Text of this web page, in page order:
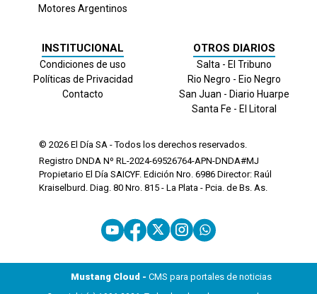
Motores Argentinos
INSTITUCIONAL
Condiciones de uso
Políticas de Privacidad
Contacto
OTROS DIARIOS
Salta - El Tribuno
Rio Negro - Eio Negro
San Juan - Diario Huarpe
Santa Fe - El Litoral
© 2026 El Día SA - Todos los derechos reservados.
Registro DNDA Nº RL-2024-69526764-APN-DNDA#MJ
Propietario El Día SAICYF. Edición Nro. 6986 Director: Raúl
Kraiselburd. Diag. 80 Nro. 815 - La Plata - Pcia. de Bs. As.
Mustang Cloud - CMS para portales de noticias